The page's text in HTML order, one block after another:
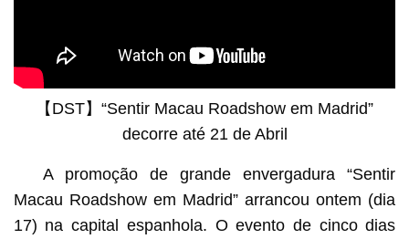
【DST】“Sentir Macau Roadshow em Madrid”
decorre até 21 de Abril
A promoção de grande envergadura “Sentir
Macau Roadshow em Madrid” arrancou ontem (dia
17) na capital espanhola. O evento de cinco dias